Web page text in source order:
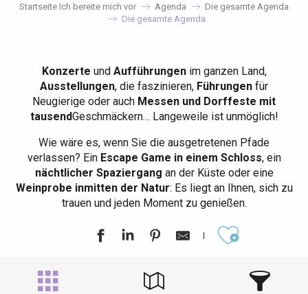
Startseite Ich bereite mich vor Agenda
Die gesamte Agenda
Die gesamte Agenda
Konzerte und Aufführungenim ganzen Land,
Ausstellungen, die faszinieren, Führungen für
Neugierige oder auch Messen und Dorffeste mit
tausendGeschmäckern… Langeweile ist unmöglich!
Wie wäre es, wenn Sie die ausgetretenen Pfade
verlassen? EinEscape Game in einem Schloss, ein
nächtlicher Spaziergang an der Küste oder eine
Weinprobe inmitten der Natur: Es liegt an Ihnen, sich zu
trauen und jeden Moment zu genießen.